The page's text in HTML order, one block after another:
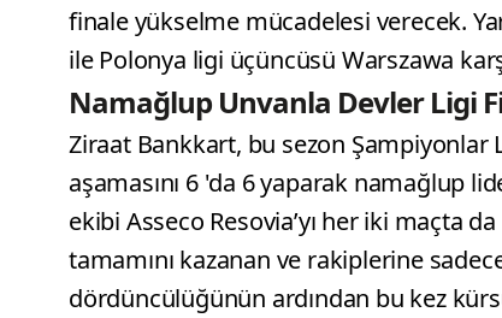
finale yükselme mücadelesi verecek.
ile Polonya ligi üçüncüsü Warszawa
Namağlup Unvanla Devler Ligi
Ziraat Bankkart, bu sezon
aşamasını 6 'da 6 yaparak namağlup
ekibi Asseco Resovia’yı her iki maçta
tamamını kazanan ve rakiplerine
dördüncülüğünün ardından bu kez